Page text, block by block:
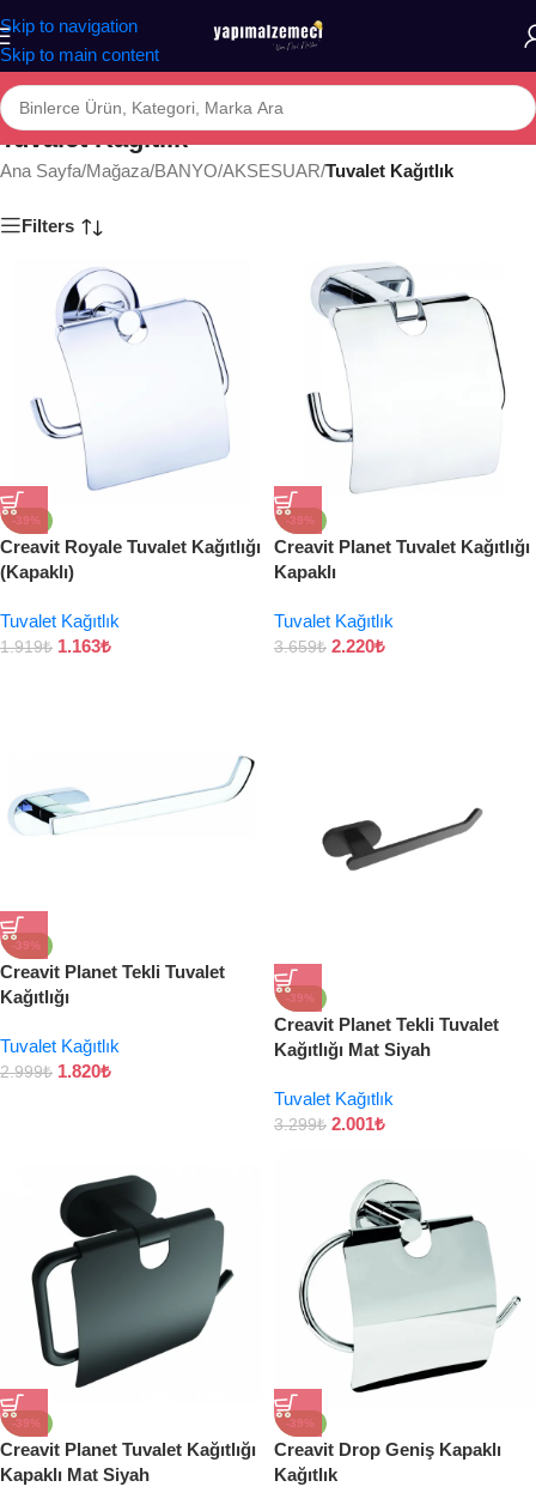
Skip to navigation
Skip to main content
Tuvalet Kağıtlık
Ana Sayfa/Mağaza/BANYO/AKSESUAR/Tuvalet Kağıtlık
Filters
-39%
Creavit Royale Tuvalet Kağıtlığı
(Kapaklı)
Tuvalet Kağıtlık
1.919₺ 1.163₺
-39%
Creavit Planet Tuvalet Kağıtlığı
Kapaklı
Tuvalet Kağıtlık
3.659₺ 2.220₺
-39%
Creavit Planet Tekli Tuvalet
Kağıtlığı
Tuvalet Kağıtlık
2.999₺ 1.820₺
-39%
Creavit Planet Tekli Tuvalet
Kağıtlığı Mat Siyah
Tuvalet Kağıtlık
3.299₺ 2.001₺
-39%
Creavit Planet Tuvalet Kağıtlığı
Kapaklı Mat Siyah
-39%
Creavit Drop Geniş Kapaklı
Kağıtlık